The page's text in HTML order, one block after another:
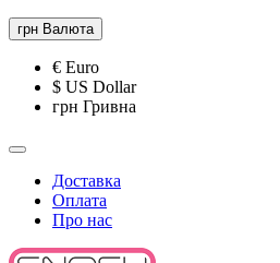
грн Валюта
€ Euro
$ US Dollar
грн Гривна
Доставка
Оплата
Про нас